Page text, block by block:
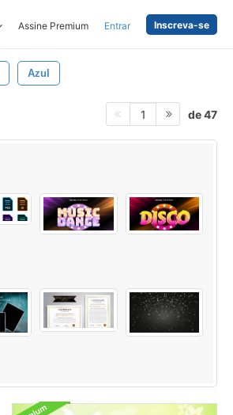
Assine Premium Entrar Inscreva-se
Azul
1 de 47